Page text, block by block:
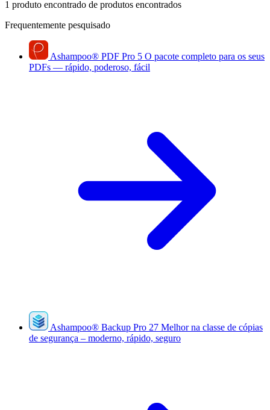
1 produto encontrado de produtos encontrados
Frequentemente pesquisado
Ashampoo® PDF Pro 5 O pacote completo para os seus
PDFs — rápido, poderoso, fácil
Ashampoo® Backup Pro 27 Melhor na classe de cópias
de segurança – moderno, rápido, seguro